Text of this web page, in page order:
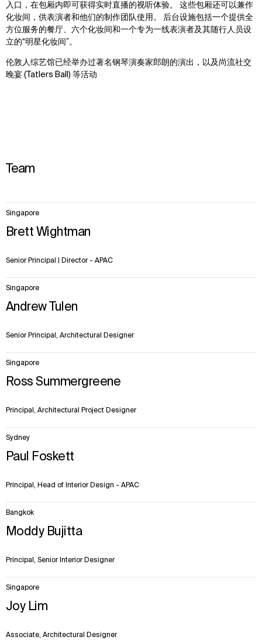
入口，在包厢内即可获得实时直播的视听体验。
这些包厢还可以兼作
化妆间，供表演者和他们的制作团队使用。 后台设施包括一个提供全
方位服务的餐厅、六个化妆间和一个专为一线表演者及其随行人员设
立的“明星化妆间”。
伦敦人综艺馆已经举办过著名钢琴演奏家郎朗的演出，以及尚流社交
晚宴 (Tatlers Ball) 等活动
Team
Brett Wightman
Senior Principal | Director - APAC
Singapore
Andrew Tulen
Senior Principal, Architectural Designer
Singapore
Ross Summergreene
Principal, Architectural Project Designer
Singapore
Paul Foskett
Principal, Head of Interior Design - APAC
Sydney
Moddy Bujitta
Principal, Senior Interior Designer
Bangkok
Joy Lim
Associate, Architectural Designer
Singapore